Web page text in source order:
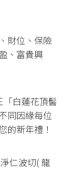
財位、保險
、富貴興
白蓮花頂髻
同因緣每位
的新年禮！
仁波切( 龍